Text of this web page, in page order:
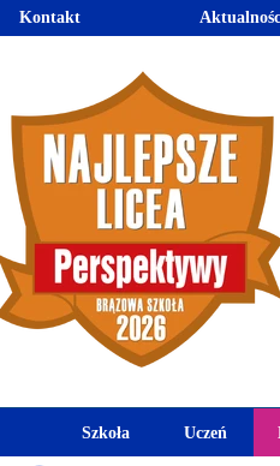
Szkoła Uczeń
Kontakt